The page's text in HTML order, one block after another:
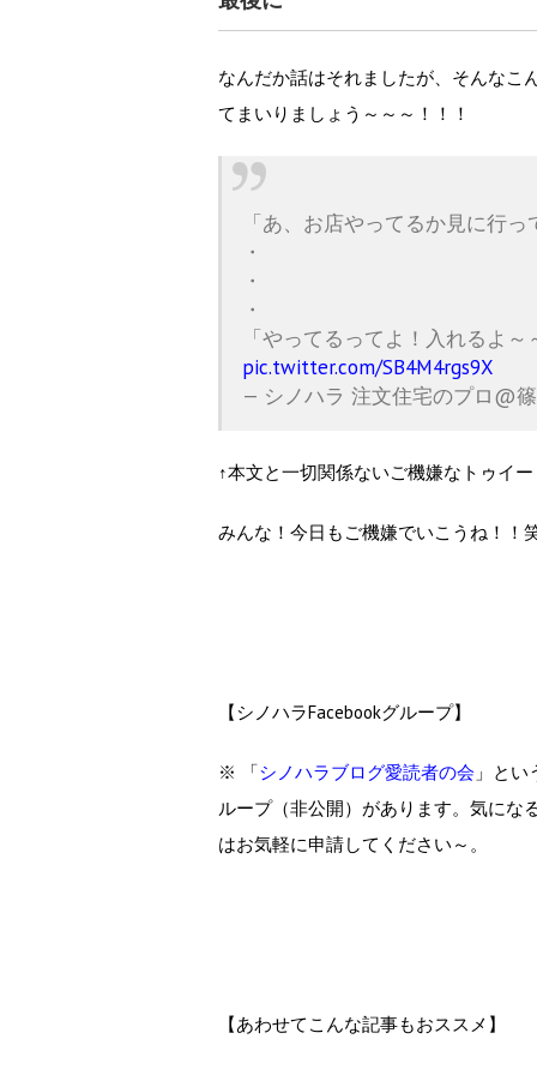
なんだか話はそれましたが、そんなこ
てまいりましょう～～～！！！
「あ、お店やってるか見に行
・
・
・
「やってるってよ！入れるよ～
pic.twitter.com/SB4M4rgs9X
— シノハラ 注文住宅のプロ@
↑本文と一切関係ないご機嫌なトゥイ
みんな！今日もご機嫌でいこうね！！
【シノハラFacebookグループ】
※ 「シノハラブログ愛読者の会 」と
ループ（非公開）があります。気にな
はお気軽に申請してください～。
【あわせてこんな記事もおススメ】